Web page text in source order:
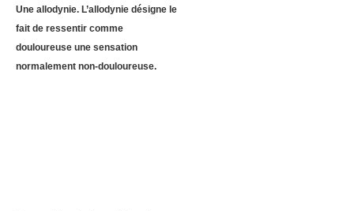
Une allodynie. L’allodynie désigne le
fait de ressentir comme
douloureuse une sensation
normalement non-douloureuse.